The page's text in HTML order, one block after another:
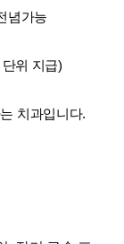
념가능
위 지급)
치과입니다.